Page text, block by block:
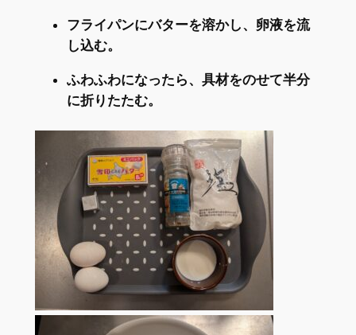
フライパンにバターを溶かし、卵液を流
し込む。
ふわふわになったら、具材をのせて半分
に折りたたむ。